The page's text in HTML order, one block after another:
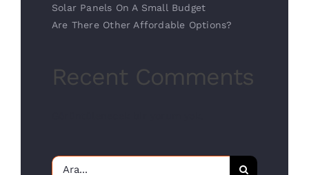
Solar Panels On A Small Budget
Are There Other Affordable Options?
Recent Comments
Ara: